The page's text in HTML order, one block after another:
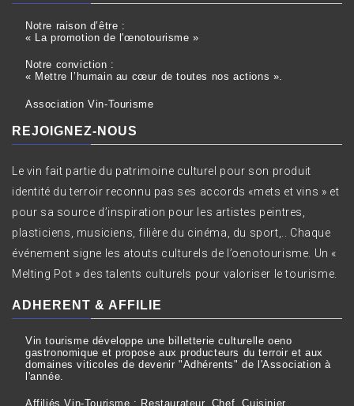
Notre raison d’être :
« La promotion de l'œnotourisme »
Notre conviction :
« Mettre l’humain au cœur de toutes nos actions ».
Association Vin-Tourisme
REJOIGNEZ-NOUS
Le vin fait partie du patrimoine culturel pour son produit
identité du terroir reconnu pas ses accords «mets et vins » et
pour sa source d’inspiration pour les artistes peintres,
plasticiens, musiciens, filière du cinéma, du sport,.. Chaque
événement signe les atouts culturels de l’oenotourisme. Un «
Melting Pot » des talents culturels pour valoriser le tourisme.
ADHERENT & AFFILIE
Vin tourisme développe une billetterie culturelle oeno
gastronomique et propose aux producteurs du terroir et aux
domaines viticoles de devenir "Adhérents" de l'Association à
l'année.
Affiliés Vin-Tourisme : Restaurateur, Chef, Cuisinier,